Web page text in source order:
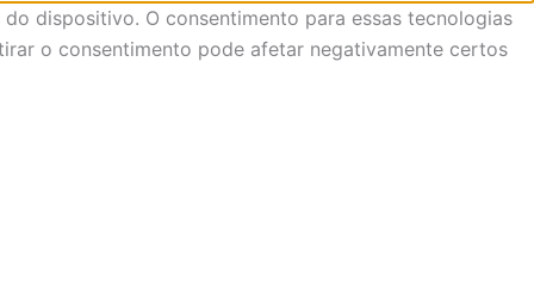
dispositivo. O consentimento para essas tecnologias
o consentimento pode afetar negativamente certos